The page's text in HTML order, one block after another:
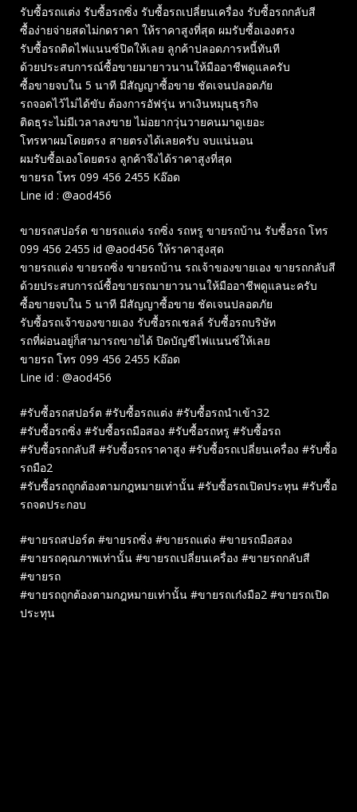
รับซื้อรถแต่ง รับซื้อรถซิ่ง รับซื้อรถเปลี่ยนเครื่อง รับซื้อรถกลับสี
ซื้อง่ายจ่ายสดไม่กดราคา ให้ราคาสูงที่สุด ผมรับซื้อเองตรง
รับซื้อรถติดไฟแนนซ์ปิดให้เลย ลูกค้าปลอดภารหนี้ทันที
ด้วยประสบการณ์ซื้อขายมายาวนานให้มืออาชีพดูแลครับ
ซื้อขายจบใน 5 นาที มีสัญญาซื้อขาย ชัดเจนปลอดภัย
รถจอดไว้ไม่ได้ขับ ต้องการอัฟรุ่น หาเงินหมุนธุรกิจ
ติดธุระไม่มีเวลาลงขาย ไม่อยากวุ่นวายคนมาดูเยอะ
โทรหาผมโดยตรง สายตรงได้เลยครับ จบแน่นอน
ผมรับซื้อเองโดยตรง ลูกค้าจึงได้ราคาสูงที่สุด
ขายรถ โทร 099 456 2455 Kอ๊อด
Line id : @aod456
ขายรถสปอร์ต ขายรถแต่ง รถซิ่ง รถหรู ขายรถบ้าน รับซื้อรถ โทร
099 456 2455 id @aod456 ให้ราคาสูงสุด
ขายรถแต่ง ขายรถซิ่ง ขายรถบ้าน รถเจ้าของขายเอง ขายรถกลับสี
ด้วยประสบการณ์ซื้อขายรถมายาวนานให้มืออาชีพดูแลนะครับ
ซื้อขายจบใน 5 นาที มีสัญญาซื้อขาย ชัดเจนปลอดภัย
รับซื้อรถเจ้าของขายเอง รับซื้อรถเชลล์ รับซื้อรถบริษัท
รถที่ผ่อนอยู่ก็สามารถขายได้ ปิดบัญชีไฟแนนซ์ให้เลย
ขายรถ โทร 099 456 2455 Kอ๊อด
Line id : @aod456
#รับซื้อรถสปอร์ต #รับซื้อรถแต่ง #รับซื้อรถนำเข้า32
#รับซื้อรถซิ่ง #รับซื้อรถมือสอง #รับซื้อรถหรู #รับซื้อรถ
#รับซื้อรถกลับสี #รับซื้อรถราคาสูง #รับซื้อรถเปลี่ยนเครื่อง #รับซื้อ
รถมือ2
#รับซื้อรถถูกต้องตามกฎหมายเท่านั้น #รับซื้อรถเปิดประทุน #รับซื้อ
รถจดประกอบ
#ขายรถสปอร์ต #ขายรถซิ่ง #ขายรถแต่ง #ขายรถมือสอง
#ขายรถคุณภาพเท่านั้น #ขายรถเปลี่ยนเครื่อง #ขายรถกลับสี
#ขายรถ
#ขายรถถูกต้องตามกฎหมายเท่านั้น #ขายรถเก๋งมือ2 #ขายรถเปิด
ประทุน